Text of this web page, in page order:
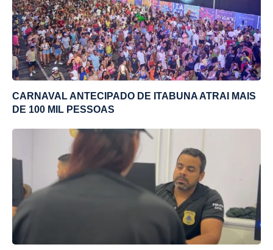
CARNAVAL ANTECIPADO DE ITABUNA ATRAI MAIS
DE 100 MIL PESSOAS